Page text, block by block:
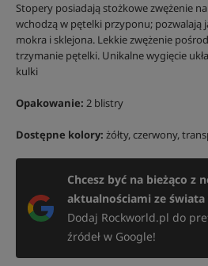
Stopery posiadają stożkowe zwężenie
wchodzą w pętelki przyponu; pozwalają
mokra i sklejona. Lekkie zwężenie
trzymanie pętelki. Unikalne wygięcie
kulki
Opakowanie: 2 blistry
Dostępne kolory: żółty, czerwony,
Chcesz być na bieżąco z
aktualnościami ze
Dodaj Rockworld.pl do
źródeł w Google!